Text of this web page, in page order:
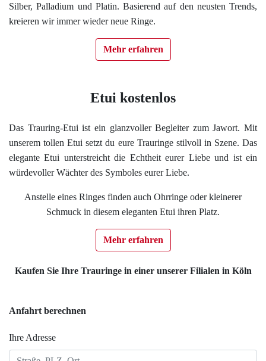
Silber, Palladium und Platin. Basierend auf den neusten Trends,
kreieren wir immer wieder neue Ringe.
Mehr erfahren
Etui kostenlos
Das Trauring-Etui ist ein glanzvoller Begleiter zum Jawort. Mit
unserem tollen Etui setzt du eure Trauringe stilvoll in Szene. Das
elegante Etui unterstreicht die Echtheit eurer Liebe und ist ein
würdevoller Wächter des Symboles eurer Liebe.
Anstelle eines Ringes finden auch Ohrringe oder kleinerer
Schmuck in diesem eleganten Etui ihren Platz.
Mehr erfahren
Kaufen Sie Ihre Trauringe in einer unserer Filialen in Köln
Anfahrt berechnen
Ihre Adresse